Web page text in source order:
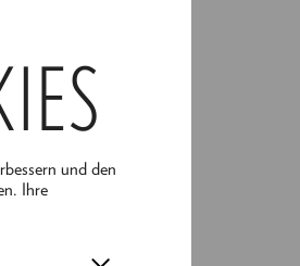
und den
Ihre
Stunden aus